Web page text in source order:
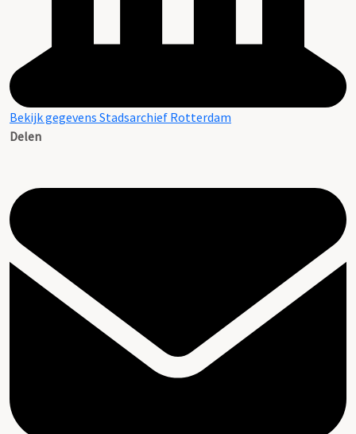
Bekijk gegevens Stadsarchief Rotterdam
Delen